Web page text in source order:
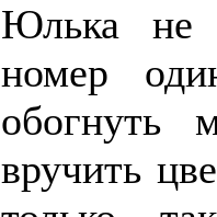
Юлька не
номер
обогнуть
вручить